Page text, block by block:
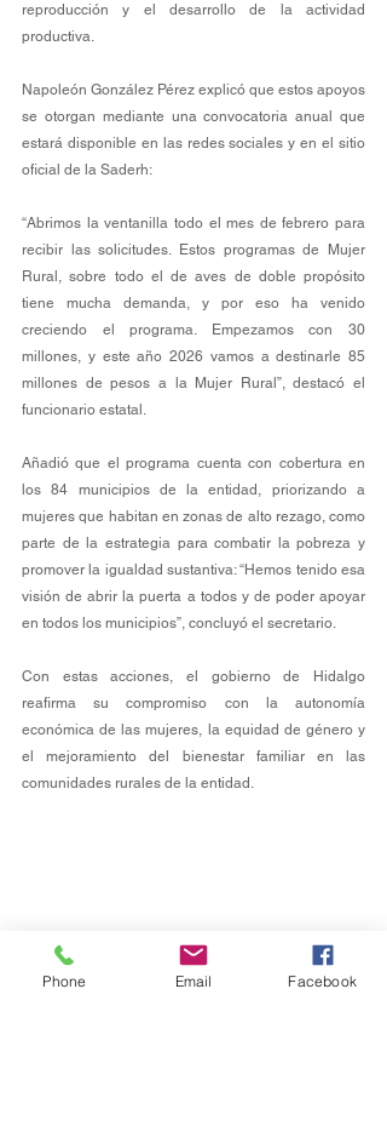
reproducción y el desarrollo de la actividad
productiva.
Napoleón González Pérez explicó que estos apoyos
se otorgan mediante una convocatoria anual que
estará disponible en las redes sociales y en el sitio
oficial de la Saderh:
“Abrimos la ventanilla todo el mes de febrero para
recibir las solicitudes. Estos programas de Mujer
Rural, sobre todo el de aves de doble propósito
tiene mucha demanda, y por eso ha venido
creciendo el programa. Empezamos con 30
millones, y este año 2026 vamos a destinarle 85
millones de pesos a la Mujer Rural”, destacó el
funcionario estatal.
Añadió que el programa cuenta con cobertura en
los 84 municipios de la entidad, priorizando a
mujeres que habitan en zonas de alto rezago, como
parte de la estrategia para combatir la pobreza y
promover la igualdad sustantiva: “Hemos tenido esa
visión de abrir la puerta a todos y de poder apoyar
en todos los municipios”, concluyó el secretario.
Con estas acciones, el gobierno de Hidalgo
reafirma su compromiso con la autonomía
económica de las mujeres, la equidad de género y
el mejoramiento del bienestar familiar en las
comunidades rurales de la entidad.
Phone Email Facebook